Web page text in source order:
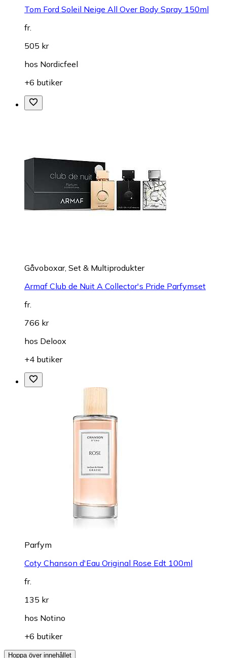
Tom Ford Soleil Neige All Over Body Spray 150ml
fr.
505 kr
hos Nordicfeel
+6 butiker
Gåvoboxar, Set & Multiprodukter
Armaf Club de Nuit A Collector's Pride Parfymset
fr.
766 kr
hos Deloox
+4 butiker
Parfym
Coty Chanson d'Eau Original Rose Edt 100ml
fr.
135 kr
hos Notino
+6 butiker
Hoppa över innehållet